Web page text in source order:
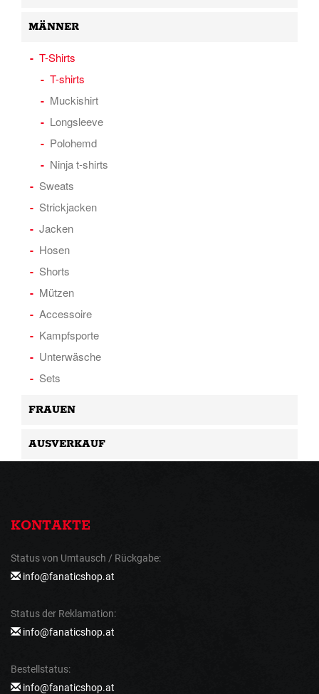
MÄNNER
T-Shirts
T-shirts
Muckishirt
Longsleeve
Polohemd
Ninja t-shirts
Sweats
Strickjacken
Jacken
Hosen
Shorts
Mützen
Accessoire
Kampfsporte
Unterwäsche
Sets
FRAUEN
AUSVERKAUF
KONTAKTE
Status von Umtausch / Rückgabe:
info@fanaticshop.at
Status der Reklamation:
info@fanaticshop.at
Bestellstatus:
info@fanaticshop.at